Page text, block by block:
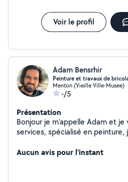
Voir le profil
Adam Bensrhir
Peinture et travaux de
Menton (Vieille Ville-Musee)
-/5
Présentation
Bonjour je m'appelle Adam et je
services, spécialisé en peinture,
variés car étant diplômé en
Aucun avis pour l'instant